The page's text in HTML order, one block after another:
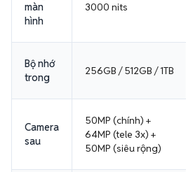
màn
hình
3000 nits
Bộ nhớ
trong
256GB / 512GB / 1TB
Camera
sau
50MP (chính) +
64MP (tele 3x) +
50MP (siêu rộng)